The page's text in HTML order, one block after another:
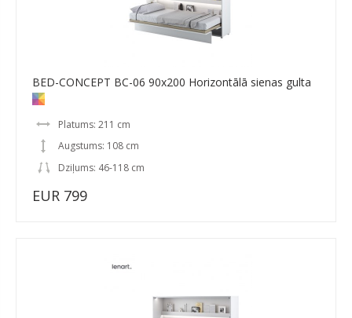
BED-CONCEPT BC-06 90x200 Horizontālā sienas gulta
Platums: 211 cm
Augstums: 108 cm
Dziļums: 46-118 cm
EUR 799